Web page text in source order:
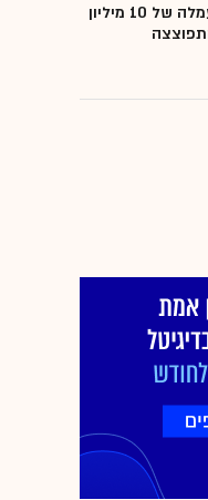
המתווך שאיבד עמלה של 10 מיליון